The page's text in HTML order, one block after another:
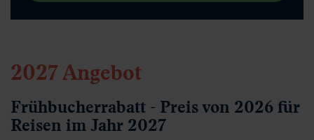
2027 Angebot
Frühbucherrabatt - Preis von 2026 für
Reisen im Jahr 2027